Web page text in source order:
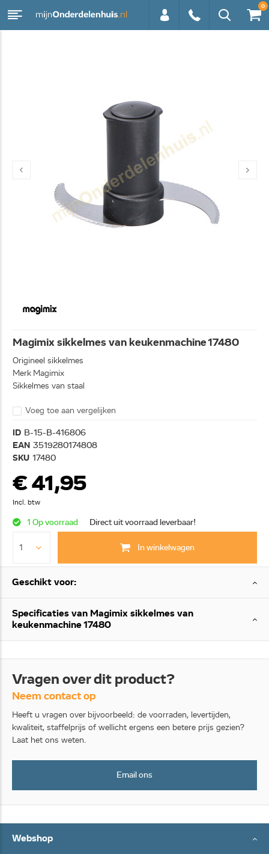
0
Magimix sikkelmes van keukenmachine 17480
Origineel sikkelmes
Merk Magimix
Sikkelmes van staal
Voeg toe aan vergelijken
ID B-15-B-416806
EAN 3519280174808
SKU 17480
€ 41,95
Incl. btw
1 Op voorraad Direct uit voorraad leverbaar!
In winkelwagen
Geschikt voor:
Specificaties van Magimix sikkelmes van
keukenmachine 17480
Vragen over dit product?
Neem contact op
Heeft u vragen over bijvoorbeeld: de voorraden, levertijden,
kwaliteit, staffelprijs of wellicht ergens een betere prijs gezien?
Laat het ons weten.
Email ons
Webshop